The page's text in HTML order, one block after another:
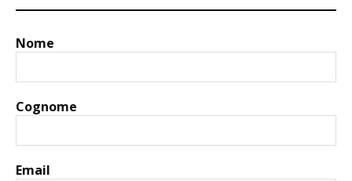
Nome
Cognome
Email